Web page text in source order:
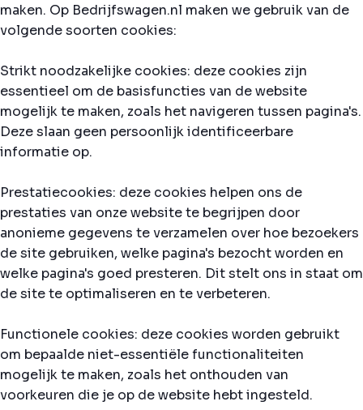
maken. Op Bedrijfswagen.nl maken we gebruik van de
volgende soorten cookies:
Strikt noodzakelijke cookies: deze cookies zijn
essentieel om de basisfuncties van de website
mogelijk te maken, zoals het navigeren tussen pagina's.
Deze slaan geen persoonlijk identificeerbare
informatie op.
Prestatiecookies: deze cookies helpen ons de
prestaties van onze website te begrijpen door
anonieme gegevens te verzamelen over hoe bezoekers
de site gebruiken, welke pagina's bezocht worden en
welke pagina's goed presteren. Dit stelt ons in staat om
de site te optimaliseren en te verbeteren.
Functionele cookies: deze cookies worden gebruikt
om bepaalde niet-essentiële functionaliteiten
mogelijk te maken, zoals het onthouden van
voorkeuren die je op de website hebt ingesteld.